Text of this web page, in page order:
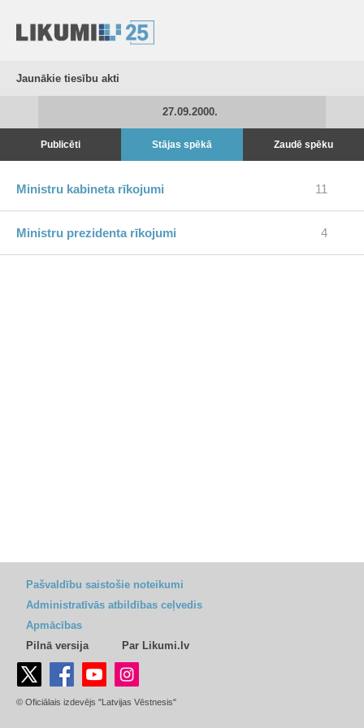
Jaunākie tiesību akti
27.09.2000.
Publicēti Stājas spēkā Zaudē spēku
Ministru kabineta rīkojumi 11
Ministru prezidenta rīkojumi 4
Pašvaldību saistošie noteikumi
Administratīvās atbildības ceļvedis
Apmācības
Pilnā versija
Par Likumi.lv
© Oficiālais izdevējs "Latvijas Vēstnesis"